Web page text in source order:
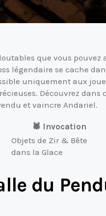
que vous
légendaire se cache
uniquement aux
Découvrez dans
et vaincre Andariel.
🕷️ Invocation
Objets de Zir & Bête
dans la Glace
du